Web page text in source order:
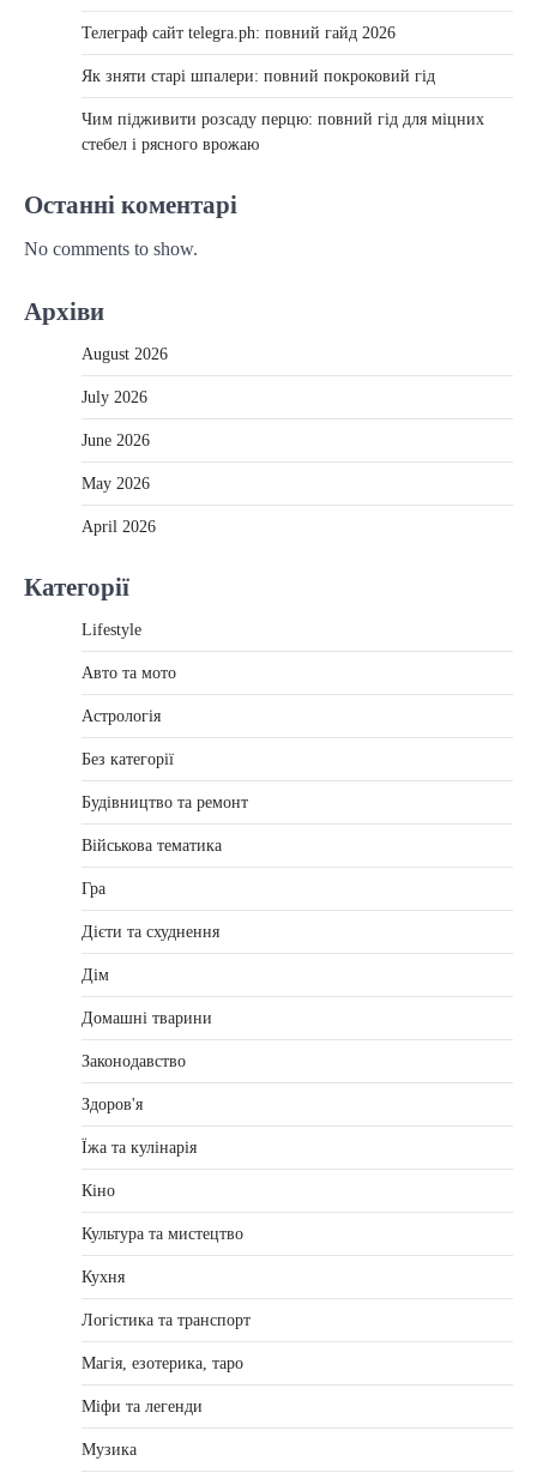
Телеграф сайт telegra.ph: повний гайд 2026
Як зняти старі шпалери: повний покроковий гід
Чим підживити розсаду перцю: повний гід для міцних
стебел і рясного врожаю
Останні коментарі
No comments to show.
Архіви
August 2026
July 2026
June 2026
May 2026
April 2026
Категорії
Lifestyle
Авто та мото
Астрологія
Без категорії
Будівництво та ремонт
Військова тематика
Гра
Дієти та схуднення
Дім
Домашні тварини
Законодавство
Здоров'я
Їжа та кулінарія
Кіно
Культура та мистецтво
Кухня
Логістика та транспорт
Магія, езотерика, таро
Міфи та легенди
Музика